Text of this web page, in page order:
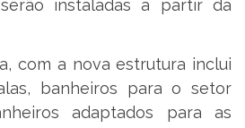
instaladas a partir da
com a nova estrutura inclui
banheiros para o setor
adaptados para as